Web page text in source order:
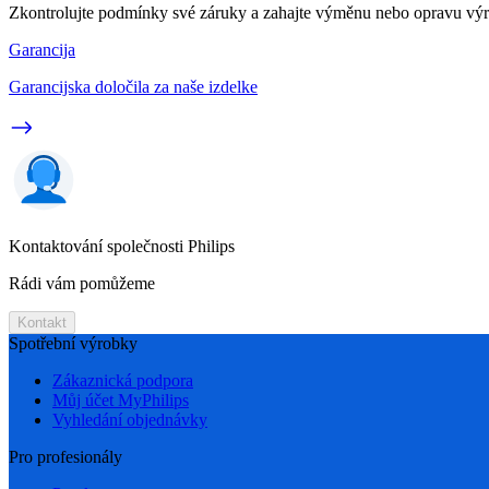
Zkontrolujte podmínky své záruky a zahajte výměnu nebo opravu
Garancija
Garancijska določila za naše izdelke
Kontaktování společnosti Philips
Rádi vám pomůžeme
Kontakt
Spotřební výrobky
Zákaznická podpora
Můj účet MyPhilips
Vyhledání objednávky
Pro profesionály